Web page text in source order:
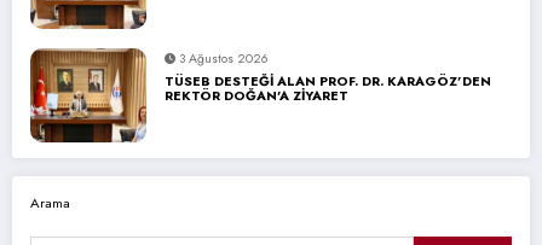
3 Ağustos 2026
TÜSEB DESTEĞİ ALAN PROF. DR. KARAGÖZ’DEN
REKTÖR DOĞAN’A ZİYARET
Arama